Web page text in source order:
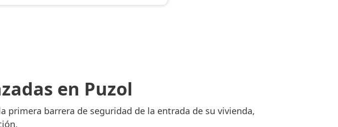
en Puzol
primera barrera de seguridad de la entrada de su vivienda,